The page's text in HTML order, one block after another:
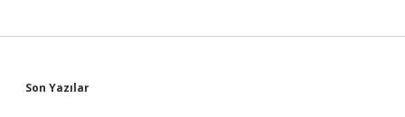
Sidebar
Son Yazılar